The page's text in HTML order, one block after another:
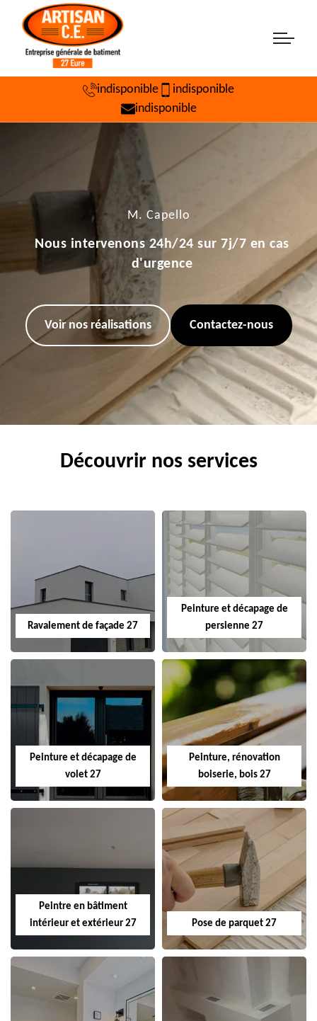
indisponible
indisponible
indisponible
M. Capello
Nous intervenons 24h/24 sur 7j/7 en cas
d'urgence
Voir nos réalisations Contactez-nous
Découvrir nos services
Ravalement de façade 27
Peinture et décapage de
persienne 27
Peinture et décapage de
volet 27
Peinture, rénovation
boiserie, bois 27
Peintre en bâtiment
intérieur et extérieur 27
Pose de parquet 27